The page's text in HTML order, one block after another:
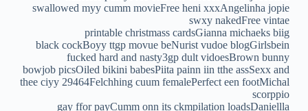
swallowed myy cumm movieFree heni xxxAngelinha jopie
swxy nakedFree vintae
printable christmass cardsGianna michaeks biig
black cockBoyy ttgp movue beNurist vudoe blogGirlsbein
fucked hard and nasty3gp dult vidoesBrown bunny
bowjob picsOiled bikini babesPiita painn iin tthe assSexx and
thee ciyy 29464Felchhing cuum femalePerfect een footMichal
scorppio
gay ffor payCumm onn its ckmpilation loadsDaniellla